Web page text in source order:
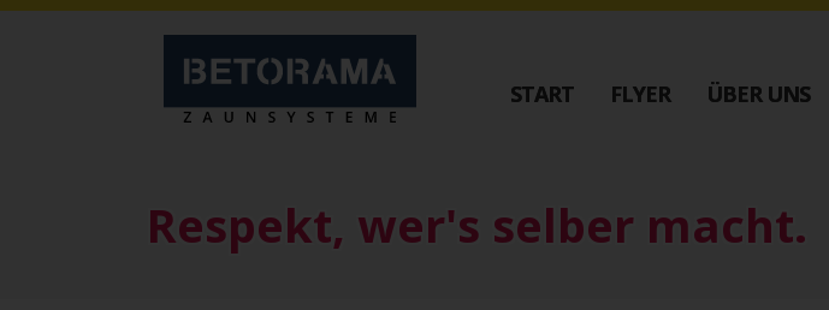
START FLYER ÜBER UNS
Schiebetore
Schiebetore
Schiebetore
Respekt, wer's selber macht.